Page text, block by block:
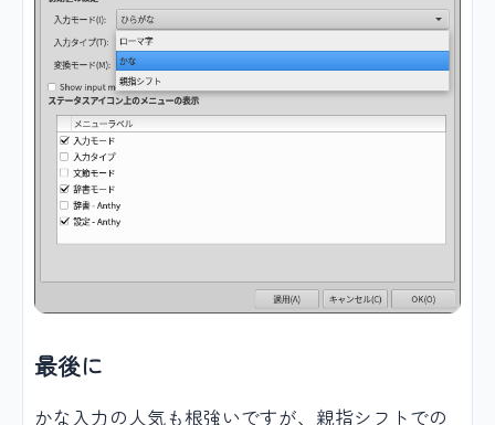
最後に
かな入力の人気も根強いですが、親指シフトでの